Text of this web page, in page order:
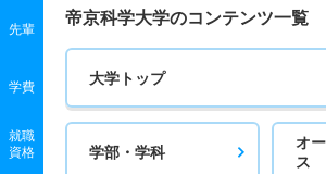
先輩
学費
就職
資格
帝京科学大学のコンテンツ一覧
大学トップ
学部・学科
オ
ス